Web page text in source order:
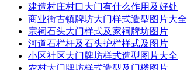
建造村庄村口大门有什么作用及好处
商业街古镇牌坊大门样式造型图片大全
宗祠石头大门样式及家祠牌坊图片
河道石栏杆及石头护栏样式及图片
小区社区大门牌坊样式造型图片大全
农村大门牌坊样式造型及门楼图片